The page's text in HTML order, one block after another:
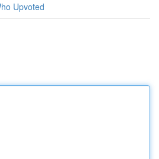
Upvoted